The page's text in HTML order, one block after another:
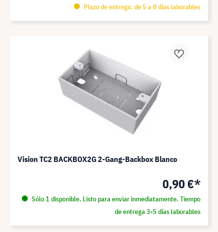
Plazo de entrega: de 5 a 8 días laborables
Vision TC2 BACKBOX2G 2-Gang-Backbox Blanco
0,90 €*
Sólo 1 disponible. Listo para enviar inmediatamente. Tiempo
de entrega 3-5 días laborables